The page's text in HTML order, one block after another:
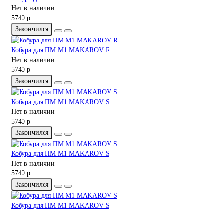
Нет в наличии
5740 р
Закончился
Кобура для ПМ M1 MAKAROV R
Нет в наличии
5740 р
Закончился
Кобура для ПМ M1 MAKAROV S
Нет в наличии
5740 р
Закончился
Кобура для ПМ M1 MAKAROV S
Нет в наличии
5740 р
Закончился
Кобура для ПМ M1 MAKAROV S